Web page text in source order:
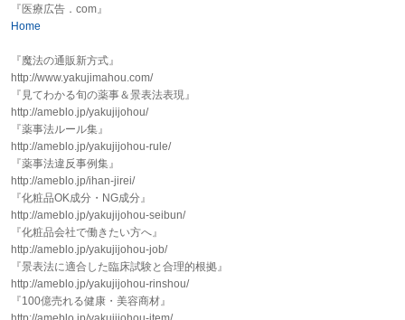
『医療広告．com』
Home
『魔法の通販新方式』
http://www.yakujimahou.com/
『見てわかる旬の薬事＆景表法表現』
http://ameblo.jp/yakujijohou/
『薬事法ルール集』
http://ameblo.jp/yakujijohou-rule/
『薬事法違反事例集』
http://ameblo.jp/ihan-jirei/
『化粧品OK成分・NG成分』
http://ameblo.jp/yakujijohou-seibun/
『化粧品会社で働きたい方へ』
http://ameblo.jp/yakujijohou-job/
『景表法に適合した臨床試験と合理的根拠』
http://ameblo.jp/yakujijohou-rinshou/
『100億売れる健康・美容商材』